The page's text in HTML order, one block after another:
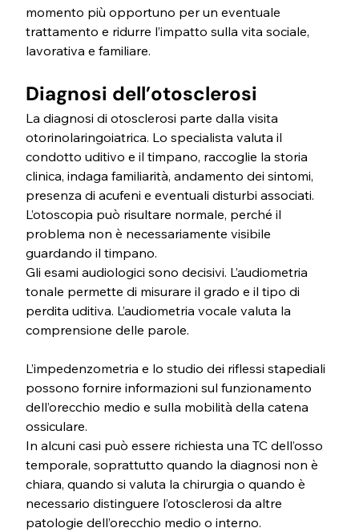
momento più opportuno per un eventuale
trattamento e ridurre l’impatto sulla vita sociale,
lavorativa e familiare.
Diagnosi dell’otosclerosi
La diagnosi di otosclerosi parte dalla visita
otorinolaringoiatrica. Lo specialista valuta il
condotto uditivo e il timpano, raccoglie la storia
clinica, indaga familiarità, andamento dei sintomi,
presenza di acufeni e eventuali disturbi associati.
L’otoscopia può risultare normale, perché il
problema non è necessariamente visibile
guardando il timpano.
Gli esami audiologici sono decisivi. L’audiometria
tonale permette di misurare il grado e il tipo di
perdita uditiva. L’audiometria vocale valuta la
comprensione delle parole.
L’impedenzometria e lo studio dei riflessi stapediali
possono fornire informazioni sul funzionamento
dell’orecchio medio e sulla mobilità della catena
ossiculare.
In alcuni casi può essere richiesta una TC dell’osso
temporale, soprattutto quando la diagnosi non è
chiara, quando si valuta la chirurgia o quando è
necessario distinguere l’otosclerosi da altre
patologie dell’orecchio medio o interno.